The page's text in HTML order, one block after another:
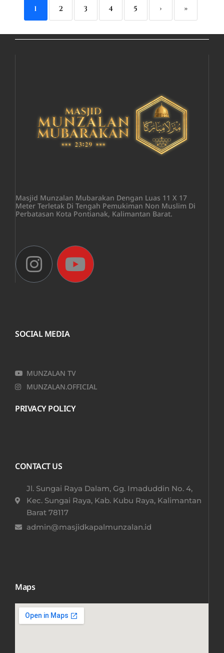
1 2 3 4 5 › »
Masjid Munzalan Mubarakan Dengan Luas 11 X 17
Meter Terletak Di Tengah Pemukiman Non Muslim Di
Perbatasan Kota Pontianak, Kalimantan Barat.
SOCIAL MEDIA
MUNZALAN TV
MUNZALAN.OFFICIAL
PRIVACY POLICY
CONTACT US
Jl. Sungai Raya Dalam, Gg. Imaduddin No. 4,
Kec. Sungai Raya, Kab. Kubu Raya, Kalimantan
Barat 78117​
admin@masjidkapalmunzalan.id
Maps